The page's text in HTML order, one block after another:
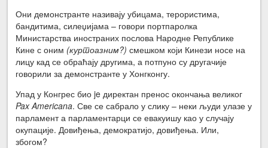
Они демонстранте називају убицама, терористима,
бандитима, силеџијама – говори портпаролка
Министарства иностраних послова Народне Републике
Кине с оним (куртоазним?)смешком који Кинези носе на
лицу кад се обраћају другима, а потпуно су другачије
говорили за демонстранте у Хонгконгу.
Упад у Конгрес био je директан пренос окончања великог
Pax Americana. Све се сабрало у слику – неки људи улазе у
парламент а парламентарци се евакуишу као у случају
окупације. Довиђења, демократијо, довиђења. Или,
збогом?